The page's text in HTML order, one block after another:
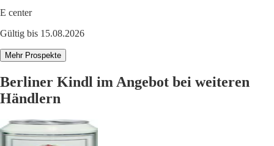
E center
Gültig bis 15.08.2026
Mehr Prospekte
Berliner Kindl im Angebot bei weiteren
Händlern